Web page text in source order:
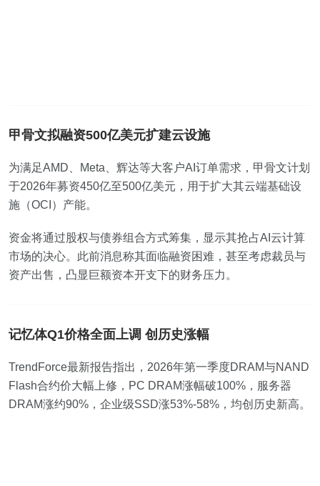
甲骨文拟融资500亿美元扩建云设施
为满足AMD、Meta、辉达等大客户AI订单需求，甲骨文计划
于2026年募资450亿至500亿美元，用于扩大其云端基础设
施（OCI）产能。
资金将通过股权与债券组合方式筹集，显示其抢占AI云计算
市场的决心。此前消息称其面临融资困难，甚至考虑裁员与
资产出售，凸显巨额资本开支下的财务压力。
记忆体Q1价格全面上调 创历史涨幅
TrendForce最新报告指出，2026年第一季度DRAM与NAND
Flash合约价大幅上修，PC DRAM涨幅破100%，服务器
DRAM涨约90%，企业级SSD涨53%-58%，均创历史新高。